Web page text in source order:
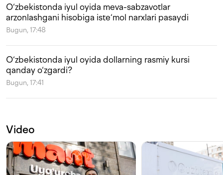
O‘zbekistonda iyul oyida meva-sabzavotlar
arzonlashgani hisobiga iste‘mol narxlari pasaydi
Bugun, 17:48
O‘zbekistonda iyul oyida dollarning rasmiy kursi
qanday o‘zgardi?
Bugun, 17:41
Video